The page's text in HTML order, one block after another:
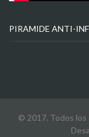
PIRAMIDE ANTI-
© 2017. Todos los